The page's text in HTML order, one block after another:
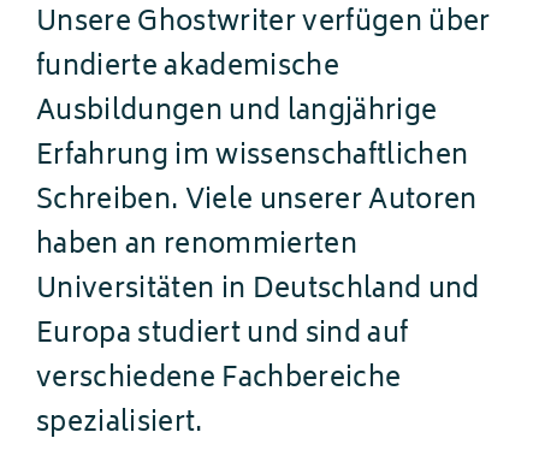
Unsere Ghostwriter verfügen über
fundierte akademische
Ausbildungen und langjährige
Erfahrung im wissenschaftlichen
Schreiben. Viele unserer Autoren
haben an renommierten
Universitäten in Deutschland und
Europa studiert und sind auf
verschiedene Fachbereiche
spezialisiert.